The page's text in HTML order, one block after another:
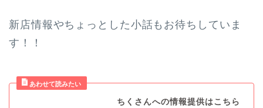
新店情報やちょっとした小話もお待ちしていま
す！！
ちくさんへの情報提供はこちら